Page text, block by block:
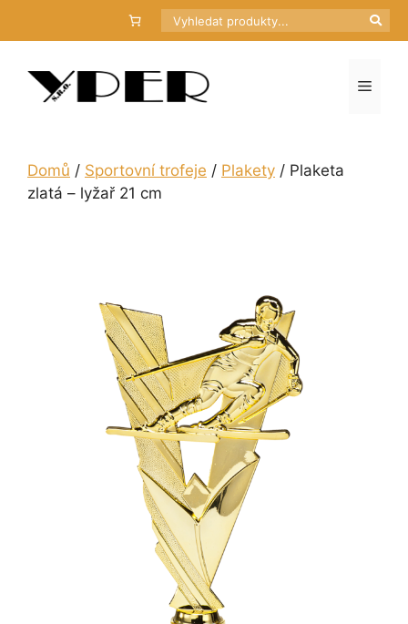
Hledat
Menu
Domů / Sportovní trofeje / Plakety / Plaketa
zlatá – lyžař 21 cm